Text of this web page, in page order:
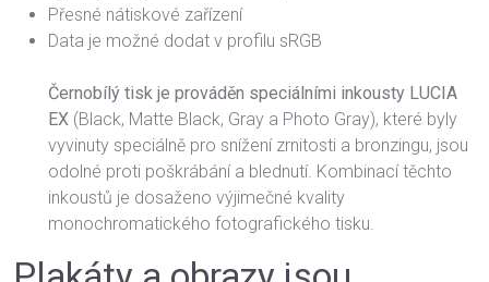
Přesné nátiskové zařízení
Data je možné dodat v profilu sRGB
Černobílý tisk je prováděn speciálními inkousty LUCIA
EX (Black, Matte Black, Gray a Photo Gray), které byly
vyvinuty speciálně pro snížení zrnitosti a bronzingu, jsou
odolné proti poškrábání a blednutí. Kombinací těchto
inkoustů je dosaženo výjimečné kvality
monochromatického fotografického tisku.